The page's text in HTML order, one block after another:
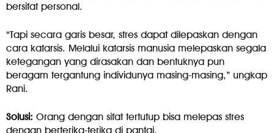
bersifat personal.
“Tapi secara garis besar, stres dapat dilepaskan dengan
cara katarsis. Melalui katarsis manusia melepaskan segala
ketegangan yang dirasakan dan bentuknya pun
beragam tergantung individunya masing-masing,” ungkap
Rani.
Solusi: Orang dengan sifat tertutup bisa melepas stres
dengan berterika-terika di pantai.